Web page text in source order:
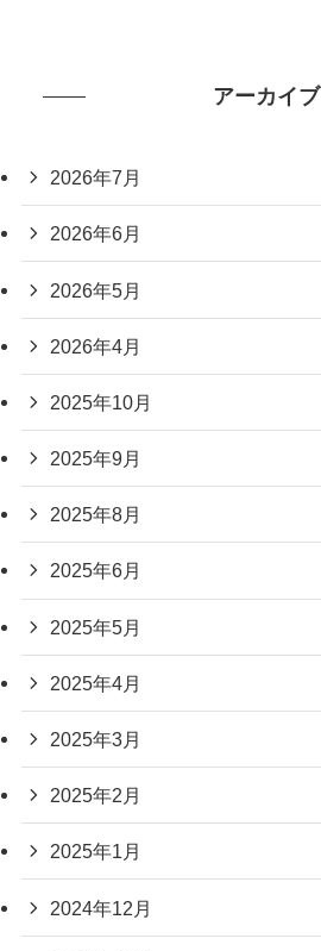
アーカイブ
2026年7月
2026年6月
2026年5月
2026年4月
2025年10月
2025年9月
2025年8月
2025年6月
2025年5月
2025年4月
2025年3月
2025年2月
2025年1月
2024年12月